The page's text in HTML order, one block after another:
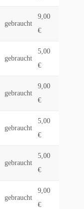
gebraucht
9,00
€
gebraucht
5,00
€
gebraucht
9,00
€
gebraucht
5,00
€
gebraucht
5,00
€
gebraucht
9,00
€